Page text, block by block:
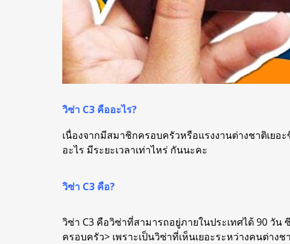
วิซ่า C3 คืออะไร?
เนื่องจากมีสมาชิกครอบครัวหรือแรงงานต่างชาติเย
อะไร มีระยะเวลาเท่าไหร่ กันนะคะ
วิซ่า C3 คือ?
วิซ่า C3 คือวิซ่าที่สามารถอยู่ภายในประเทศได้ 90 วั
ครอบครัว> เพราะเป็นวิซ่าที่เห็นเยอะระหว่างคนต่า